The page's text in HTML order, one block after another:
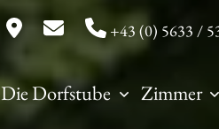
+43 (0) 5633 /
Die Dorfstube Zimmer